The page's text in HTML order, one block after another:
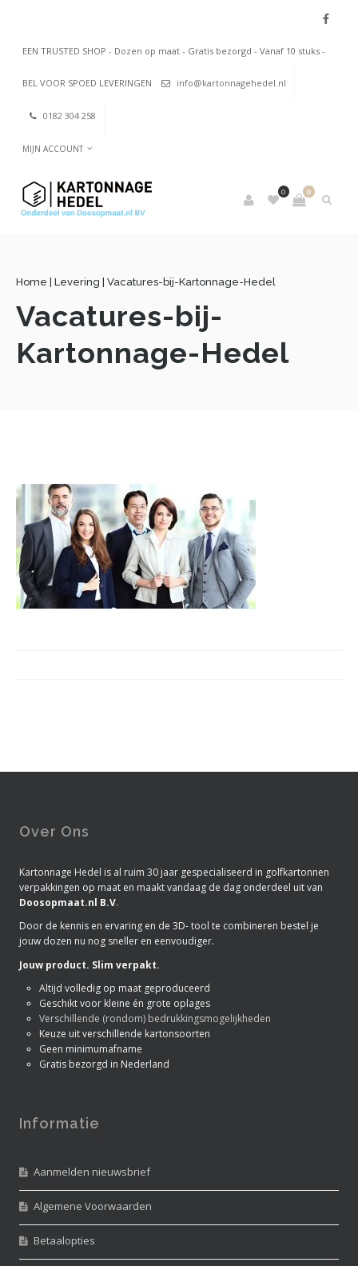
EEN TRUSTED SHOP - Dozen op maat - Gratis bezorgd - Vanaf 10 stuks -
BEL VOOR SPOED LEVERINGEN info@kartonnagehedel.nl
0182 304 258
MIJN ACCOUNT
0
0
Home Levering Vacatures-bij-Kartonnage-Hedel
Vacatures-bij-
Kartonnage-Hedel
Over Ons
Kartonnage Hedel is al ruim 30 jaar gespecialiseerd in golfkartonnen
verpakkingen op maat en maakt vandaag de dag onderdeel uit van
Doosopmaat.nl B.V.
Door de kennis en ervaring en de 3D- tool te combineren bestel je
jouw dozen nu nog sneller en eenvoudiger.
Jouw product. Slim verpakt.
Altijd volledig op maat geproduceerd
Geschikt voor kleine én grote oplages
Verschillende (rondom) bedrukkingsmogelijkheden
Keuze uit verschillende kartonsoorten
Geen minimumafname
Gratis bezorgd in Nederland
Informatie
Aanmelden nieuwsbrief
Algemene Voorwaarden
Betaalopties